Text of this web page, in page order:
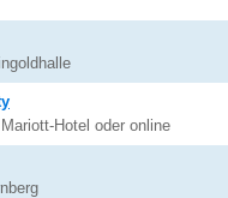
Hotel oder online